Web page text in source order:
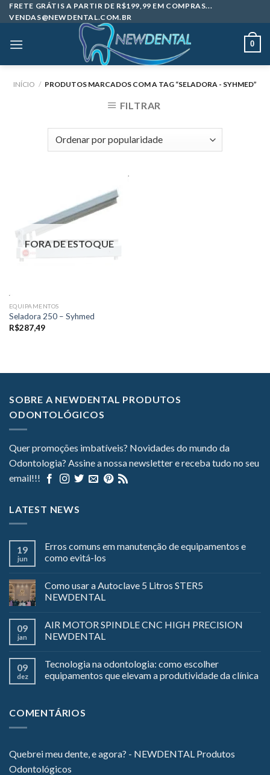
Skip
to
FRETE GRÁTIS A PARTIR DE R$199,99 EM COMPRAS...
VENDAS@NEWDENTAL.COM.BR
0
INÍCIO / PRODUTOS MARCADOS COM A TAG “SELADORA - SYHMED”
FILTRAR
FORA DE ESTOQUE
EQUIPAMENTOS
Seladora 250 – Syhmed
R$287,49
SOBRE A NEWDENTAL PRODUTOS
ODONTOLÓGICOS
Quer promoções imbatíveis? Novidades do mundo da
Odontologia? Assine a nossa newsletter e receba tudo no seu
email!!!
LATEST NEWS
19
jun
Erros comuns em manutenção de equipamentos e
como evitá-los
Como usar a Autoclave 5 Litros STER5
NEWDENTAL
09
jan
AIR MOTOR SPINDLE CNC HIGH PRECISION
NEWDENTAL
09
dez
Tecnologia na odontologia: como escolher
equipamentos que elevam a produtividade da clínica
COMENTÁRIOS
Quebrei meu dente, e agora? - NEWDENTAL Produtos
Odontológicos